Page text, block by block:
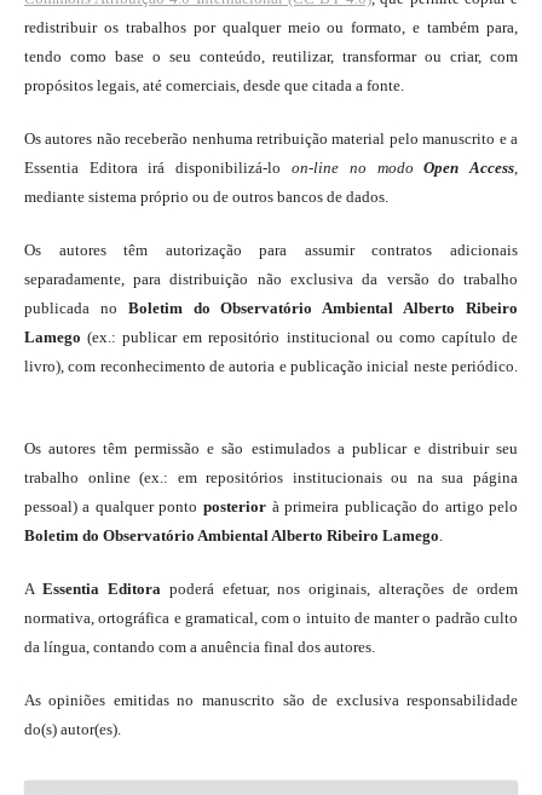
redistribuir os trabalhos por qualquer meio ou formato, e também para,
tendo como base o seu conteúdo, reutilizar, transformar ou criar, com
propósitos legais, até comerciais, desde que citada a fonte.
Os autores não receberão nenhuma retribuição material pelo manuscrito e a
Essentia Editora irá disponibilizá-lo on-line no modo Open Access
mediante sistema próprio ou de outros bancos de dados.
Os autores têm autorização para assumir contratos adicionais
separadamente, para distribuição não exclusiva da versão do trabalho
publicada no Boletim do Observatório Ambiental Alberto Ribeiro
Lamego (ex.: publicar em repositório institucional ou como capítulo de
livro), com reconhecimento de autoria e publicação inicial neste periódico.
Os autores têm permissão e são estimulados a publicar e distribuir seu
trabalho online (ex.: em repositórios institucionais ou na sua página
pessoal) a qualquer ponto posterior à primeira publicação do artigo pelo
Boletim do Observatório Ambiental Alberto Ribeiro Lamego
A Essentia Editora poderá efetuar, nos originais, alterações de ordem
normativa, ortográfica e gramatical, com o intuito de manter o padrão culto
da língua, contando com a anuência final dos autores.
As opiniões emitidas no manuscrito são de exclusiva responsabilidade
do(s) autor(es).